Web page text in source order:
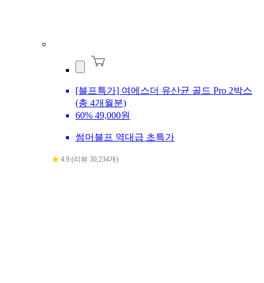
[블프특가] 여에스더 유산균 골드 Pro 2박스
(총 4개월분)
60% 49,000원
썸머블프 역대급 초특가
4.9 (리뷰 30,234개)